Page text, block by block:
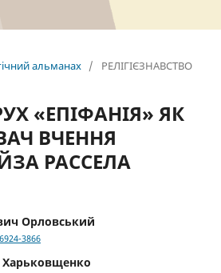
альманах / РЕЛІГІЄЗНАВСТВО
«ЕПІФАНІЯ» ЯК
ВЧЕННЯ
РАССЕЛА
Орловський
3866
Харьковщенко